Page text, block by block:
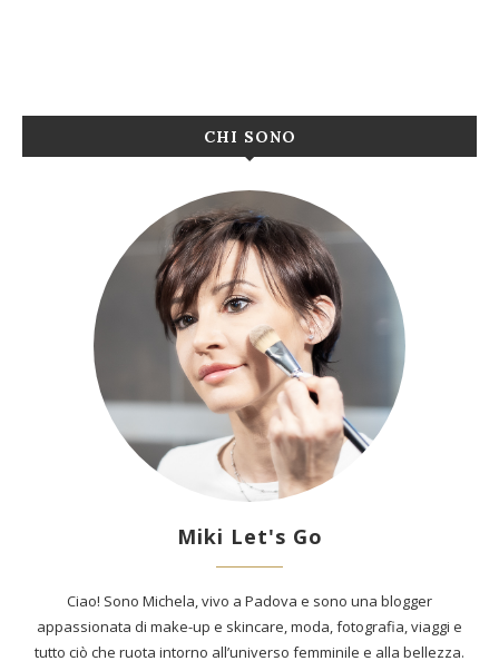
CHI SONO
Miki Let's Go
Ciao! Sono Michela, vivo a Padova e sono una blogger
appassionata di make-up e skincare, moda, fotografia, viaggi e
tutto ciò che ruota intorno all’universo femminile e alla bellezza.